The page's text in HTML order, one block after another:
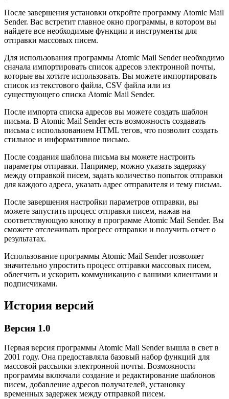
После завершения установки откройте программу Atomic Mail
Sender. Вас встретит главное окно программы, в котором вы
найдете все необходимые функции и инструменты для
отправки массовых писем.
Для использования программы Atomic Mail Sender необходимо
сначала импортировать список адресов электронной почты,
которые вы хотите использовать. Вы можете импортировать
список из текстового файла, CSV файла или из
существующего списка Atomic Mail Sender.
После импорта списка адресов вы можете создать шаблон
письма. В Atomic Mail Sender есть возможность создавать
письма с использованием HTML тегов, что позволит создать
стильное и информативное письмо.
После создания шаблона письма вы можете настроить
параметры отправки. Например, можно указать задержку
между отправкой писем, задать количество попыток отправки
для каждого адреса, указать адрес отправителя и тему письма.
После завершения настройки параметров отправки, вы
можете запустить процесс отправки писем, нажав на
соответствующую кнопку в программе Atomic Mail Sender. Вы
сможете отслеживать прогресс отправки и получить отчет о
результатах.
Использование программы Atomic Mail Sender позволяет
значительно упростить процесс отправки массовых писем,
облегчить и ускорить коммуникацию с вашими клиентами и
подписчиками.
История версий
Версия 1.0
Первая версия программы Atomic Mail Sender вышла в свет в
2001 году. Она предоставляла базовый набор функций для
массовой рассылки электронной почты. Возможности
программы включали создание и редактирование шаблонов
писем, добавление адресов получателей, установку
временных задержек между отправкой писем.